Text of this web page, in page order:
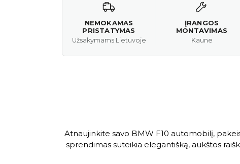
NEMOKAMAS
PRISTATYMAS
Užsakymams Lietuvoje
ĮRANGOS
MONTAVIMAS
Kaune
Atnaujinkite savo BMW F10 automobilį,
sprendimas suteikia elegantišką, aukštos